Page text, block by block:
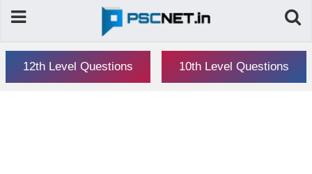
12th Level Questions 10th Level Questions